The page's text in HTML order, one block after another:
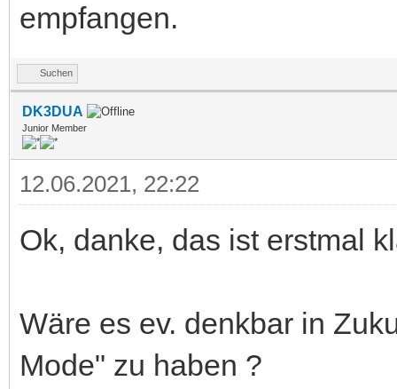
empfangen.
Suchen
DK3DUA
Junior Member
12.06.2021, 22:22
Ok, danke, das ist erstmal
Wäre es ev. denkbar in
Mode" zu haben ?